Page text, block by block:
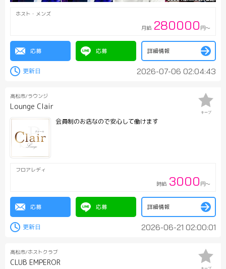
ホスト・メンズ
月給 280000 円～
応募 応募 詳細情報
2026-07-06 02:04:43
高松市/ラウンジ
Lounge Clair
キープ
会員制のお店なので安心して働けます
フロアレディ
時給 3000 円～
応募 応募 詳細情報
2026-06-21 02:00:01
高松市/ホストクラブ
CLUB EMPEROR
キープ